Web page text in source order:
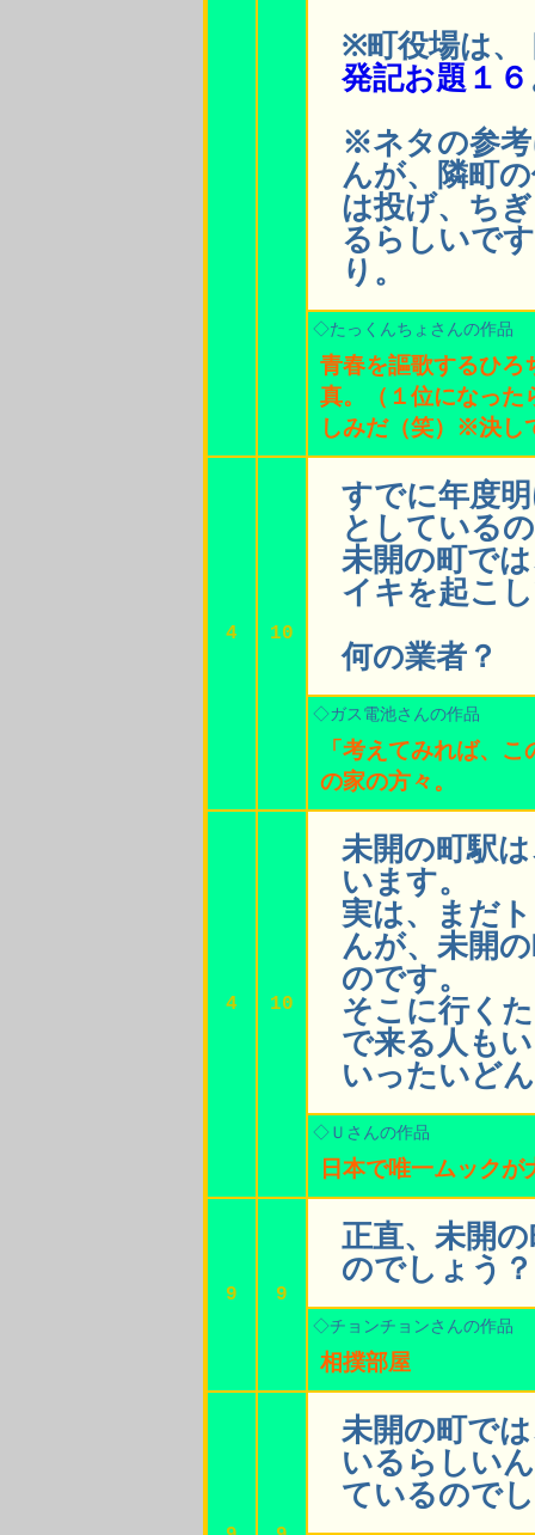
※町役場は、
発記お題１６
※ネタの参
んが、隣町
は投げ、ち
るらしいで
り。
◇たっくんちょさんの作品
青春を謳歌するひろ
真。（１位になった
しみだ（笑）※決し
4 10
すでに年度
としている
未開の町で
イキを起こ
何の業者？
◇ガス電池さんの作品
「考えてみれば、
の家の方々。
4 10
未開の町駅
います。
実は、まだ
んが、未開
のです。
そこに行く
で来る人も
いったいど
◇Ｕさんの作品
日本で唯一ムック
9 9
正直、未開
のでしょう？
◇チョンチョンさんの作品
相撲部屋
未開の町で
いるらしい
ているので